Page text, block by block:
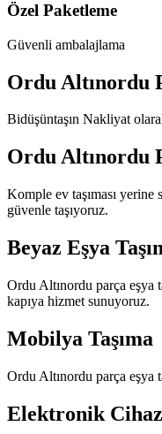
Özel Paketleme
Güvenli ambalajlama
Ordu Altınordu
Bidüşüntaşın Nakliyat
Ordu Altınordu
Komple ev taşıması
güvenle taşıyoruz.
Beyaz Eşya
Ordu Altınordu parça eşya
kapıya hizmet sunuyoruz.
Mobilya Taşıma
Ordu Altınordu parça eşya
Elektronik Cihaz